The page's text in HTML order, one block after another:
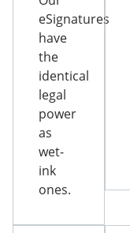
eSignatures
have
the
identical
legal
power
as
wet-
ink
ones.